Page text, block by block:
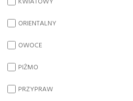
ORIENTALNY
OWOCE
PIŻMO
PRZYPRAW